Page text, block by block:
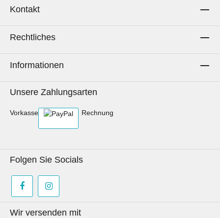
Kontakt
Rechtliches
Informationen
Unsere Zahlungsarten
Vorkasse Rechnung
Folgen Sie Socials
Wir versenden mit